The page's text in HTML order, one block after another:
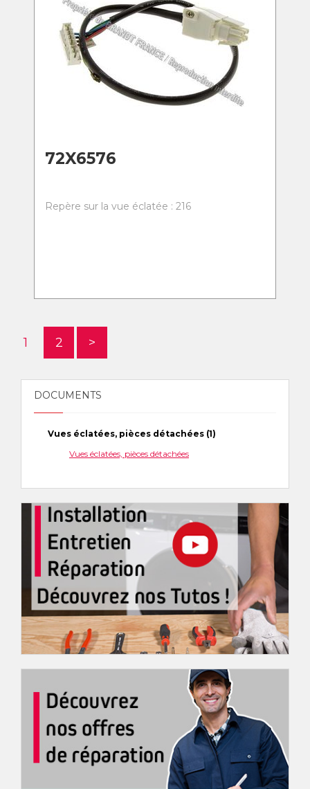
72X6576
Repère sur la vue éclatée : 216
1 2 >
DOCUMENTS
Vues éclatées, pièces détachées (1)
Vues éclatées, pièces détachées